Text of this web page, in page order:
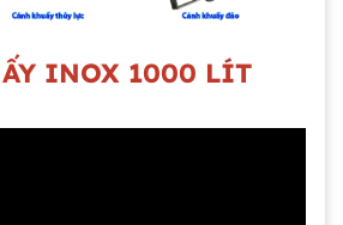
INOX 1000 LÍT
bồn khuấy, silo chứa nguyên liệu
ty Á Âu